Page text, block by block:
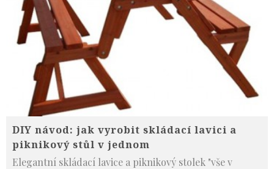
DIY návod: jak vyrobit skládací lavici a
piknikový stůl v jednom
Elegantní skládací lavice a piknikový stolek "vše v